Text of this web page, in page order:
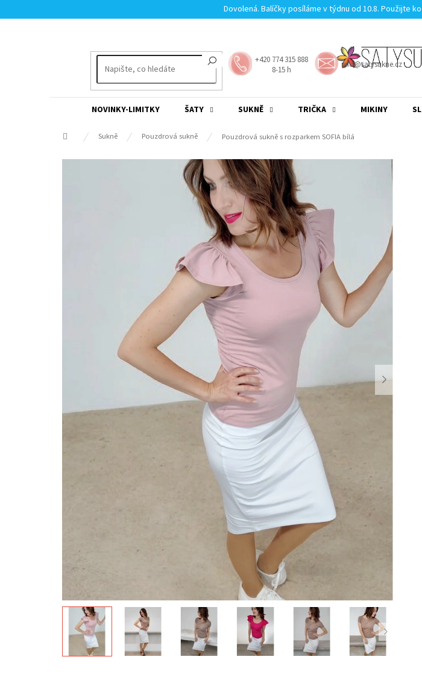
na
Dovolená. Balíčky posíláme v týdnu od 10.8. Použijte
+420 774 315 888
8-15 h
info@satysukne.cz
NOVINKY-LIMITKY ŠATY SUKNĚ TRIČKA MIKINY
MĚNA
Domů Sukně Pouzdrová sukně Pouzdrová sukně s rozparkem SOFIA bílá